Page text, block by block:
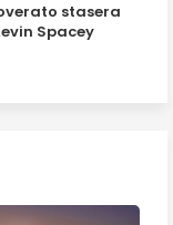
stasera
Spacey